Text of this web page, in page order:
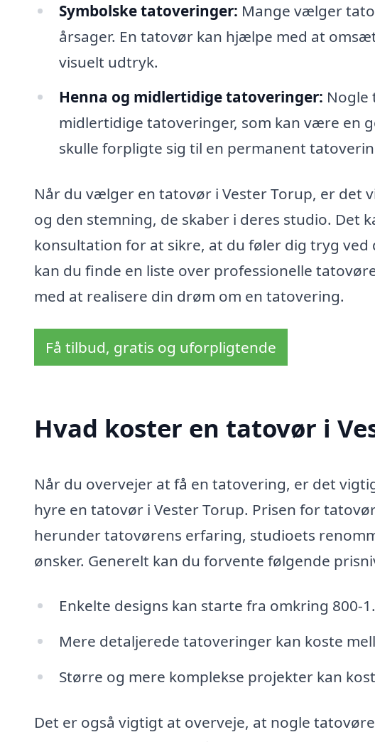
Symbolske tatoveringer: Mange vælger
årsager. En tatovør kan hjælpe med at
visuelt udtryk.
Henna og midlertidige tatoveringer: Nogle
midlertidige tatoveringer, som kan være en
skulle forpligte sig til en permanent
Når du vælger en tatovør i Vester Torup, er det
og den stemning, de skaber i deres studio. Det
konsultation for at sikre, at du føler dig tryg
kan du finde en liste over professionelle
med at realisere din drøm om en tatovering.
Få tilbud, gratis og uforpligtende
Hvad koster en tatovør i
Når du overvejer at få en tatovering, er det
hyre en tatovør i Vester Torup. Prisen for
herunder tatovørens erfaring, studioets
ønsker. Generelt kan du forvente følgende
Enkelte designs kan starte fra omkring 800-
Mere detaljerede tatoveringer kan koste
Større og mere komplekse projekter kan
Det er også vigtigt at overveje, at nogle